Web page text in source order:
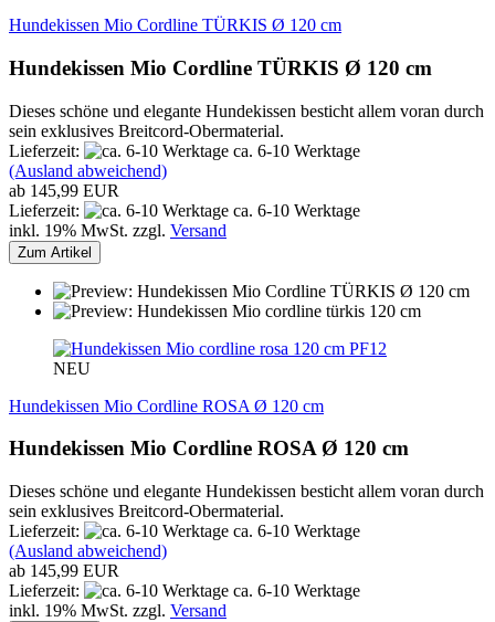
Hundekissen Mio Cordline TÜRKIS Ø 120 cm
Hundekissen Mio Cordline TÜRKIS Ø 120 cm
Dieses schöne und elegante Hundekissen besticht allem voran durch
sein exklusives Breitcord-Obermaterial.
Lieferzeit:
ca. 6-10 Werktage
(Ausland abweichend)
ab 145,99 EUR
Lieferzeit:
ca. 6-10 Werktage
inkl. 19% MwSt. zzgl. Versand
Zum Artikel
PF12
NEU
Hundekissen Mio Cordline ROSA Ø 120 cm
Hundekissen Mio Cordline ROSA Ø 120 cm
Dieses schöne und elegante Hundekissen besticht allem voran durch
sein exklusives Breitcord-Obermaterial.
Lieferzeit:
ca. 6-10 Werktage
(Ausland abweichend)
ab 145,99 EUR
Lieferzeit:
ca. 6-10 Werktage
inkl. 19% MwSt. zzgl. Versand